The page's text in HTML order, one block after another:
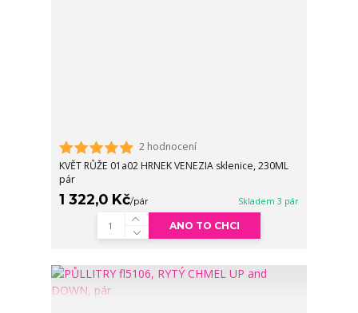
2 hodnocení
KVĚT RŮŽE 01a02 HRNEK VENEZIA sklenice, 230ML
pár
1 322,0 Kč/pár Skladem 3 pár
ANO TO CHCI